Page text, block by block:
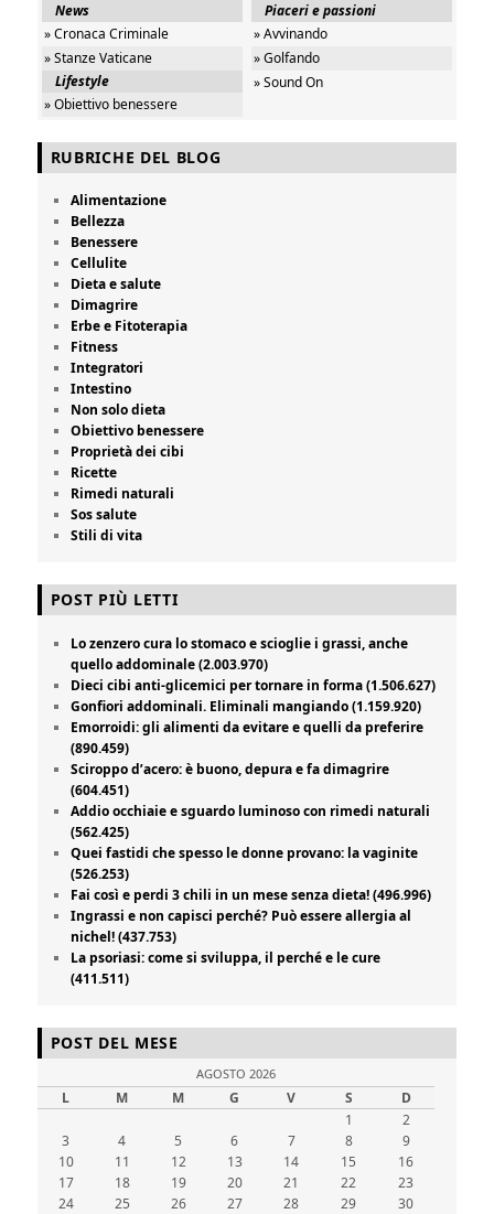
News
» Cronaca Criminale
» Stanze Vaticane
Lifestyle
» Obiettivo benessere
Piaceri e passioni
» Avvinando
» Golfando
» Sound On
RUBRICHE DEL BLOG
Alimentazione
Bellezza
Benessere
Cellulite
Dieta e salute
Dimagrire
Erbe e Fitoterapia
Fitness
Integratori
Intestino
Non solo dieta
Obiettivo benessere
Proprietà dei cibi
Ricette
Rimedi naturali
Sos salute
Stili di vita
POST PIÙ LETTI
Lo zenzero cura lo stomaco e scioglie i grassi, anche
quello addominale (2.003.970)
Dieci cibi anti-glicemici per tornare in forma (1.506.627)
Gonfiori addominali. Eliminali mangiando (1.159.920)
Emorroidi: gli alimenti da evitare e quelli da preferire
(890.459)
Sciroppo d’acero: è buono, depura e fa dimagrire
(604.451)
Addio occhiaie e sguardo luminoso con rimedi naturali
(562.425)
Quei fastidi che spesso le donne provano: la vaginite
(526.253)
Fai così e perdi 3 chili in un mese senza dieta! (496.996)
Ingrassi e non capisci perché? Può essere allergia al
nichel! (437.753)
La psoriasi: come si sviluppa, il perché e le cure
(411.511)
POST DEL MESE
AGOSTO 2026
L M M G V S
D
1
2
3
4 5 6 7 8
9
10
11 12 13 14 15
16
17
18 19 20 21 22
23
24
25 26 27 28 29 30